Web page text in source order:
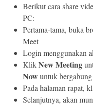
Berikut cara share
PC:
Pertama-tama, buka
Meet
Login menggunakan
KlikNew Meeting
Nowuntuk
Pada halaman rapat,
Selanjutnya, akan